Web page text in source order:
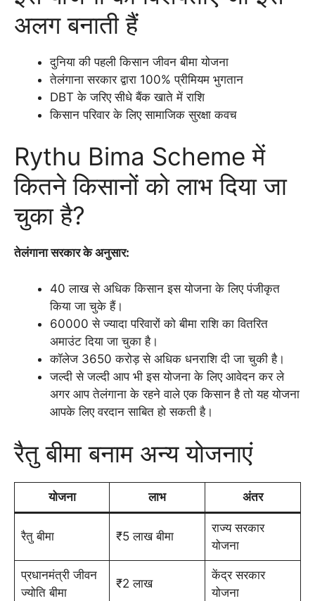
अलग बनाती हैं
दुनिया की पहली किसान जीवन बीमा योजना
तेलंगाना सरकार द्वारा 100% प्रीमियम भुगतान
DBT के जरिए सीधे बैंक खाते में राशि
किसान परिवार के लिए सामाजिक सुरक्षा कवच
Rythu Bima Scheme में
कितने किसानों को लाभ दिया जा
चुका है?
तेलंगाना सरकार के अनुसार:
40 लाख से अधिक किसान इस योजना के लिए पंजीकृत
किया जा चुके हैं।
60000 से ज्यादा परिवारों को बीमा राशि का वितरित
अमाउंट दिया जा चुका है।
कॉलेज 3650 करोड़ से अधिक धनराशि दी जा चुकी है।
जल्दी से जल्दी आप भी इस योजना के लिए आवेदन कर ले
अगर आप तेलंगाना के रहने वाले एक किसान है तो यह योजना
आपके लिए वरदान साबित हो सकती है।
रैतु बीमा बनाम अन्य योजनाएं
योजना लाभ अंतर
रैतु बीमा ₹5 लाख बीमा
राज्य सरकार
योजना
प्रधानमंत्री जीवन
ज्योति बीमा
₹2 लाख
केंद्र सरकार
योजना